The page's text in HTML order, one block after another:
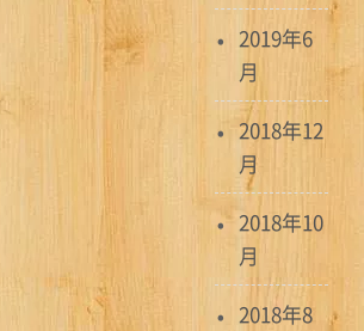
2019年6
月
2018年12
月
2018年10
月
2018年8